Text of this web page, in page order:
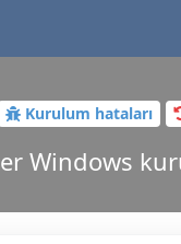
Kurulum hataları
Windows